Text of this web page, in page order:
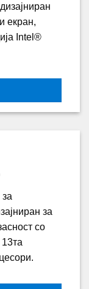
екран,
Intel®
за
со